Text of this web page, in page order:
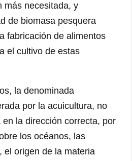
más necesitada, y
de biomasa pesquera
fabricación de alimentos
el cultivo de estas
la denominada
por la acuicultura, no
la dirección correcta, por
los océanos, las
el origen de la materia